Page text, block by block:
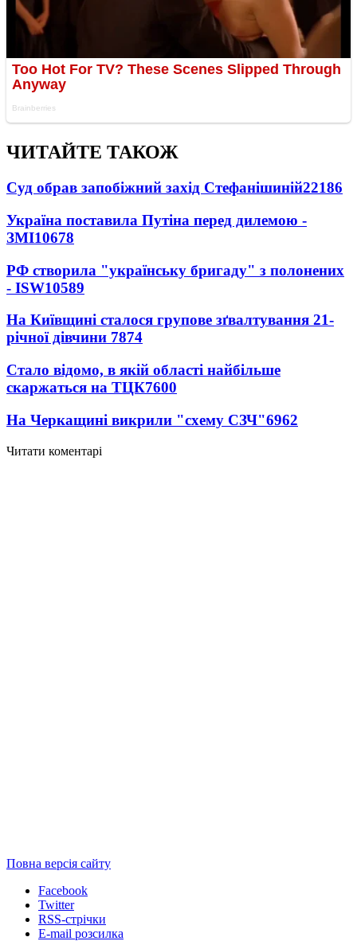
ЧИТАЙТЕ ТАКОЖ
Суд обрав запобіжний захід Стефанішиній22186
Україна поставила Путіна перед дилемою -
ЗМІ10678
РФ створила "українську бригаду" з полонених
- ISW10589
На Київщині сталося групове зґвалтування 21-
річної дівчини 7874
Стало відомо, в якій області найбільше
скаржаться на ТЦК7600
На Черкащині викрили "схему СЗЧ"6962
Читати коментарі
Повна версія сайту
Facebook
Twitter
RSS-стрічки
E-mail розсилка